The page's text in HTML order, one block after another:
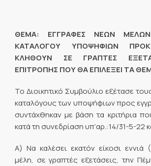
ΘΕΜΑ: ΕΓΓΡΑΦΕΣ ΝΕΩΝ
ΚΑΤΑΛΟΓΟΥ ΥΠΟΨΗΦΙΩΝ
ΚΛΗΘΟΥΝ ΣΕ ΓΡΑΠΤΕΣ
ΕΠΙΤΡΟΠΗΣ ΠΟΥ ΘΑ ΕΠΙΛΕΞΕΙ ΤΑ
Το Διοικητικό Συμβούλιο εξέτασε
καταλόγους των υποψήφιων προς
συντάχθηκαν με βάση τα κριτήρια
κατά τη συνεδρίαση υπ’αρ.:14/31-5-22
Α) Να καλέσει εκατόν είκοσι εννιά
μέλη, σε γραπτές εξετάσεις, την